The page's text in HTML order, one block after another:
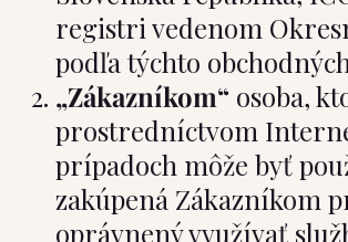
registri vedenom
podľa týchto
„Zákazníkom“ osoba,
prostredníctvom
prípadoch môže byť
zakúpená Zákazníkom
oprávnený využívať